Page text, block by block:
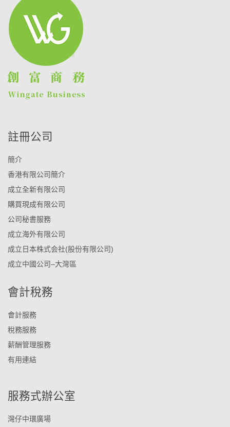
註冊公司
簡介
香港有限公司簡介
成立全新有限公司
購買現成有限公司
公司秘書服務
成立海外有限公司
成立日本株式会社(股份有限公司)
成立中國公司–大灣區
會計稅務
會計服務
稅務服務
薪酬管理服務
有用連結
服務式辦公室
灣仔中環廣場